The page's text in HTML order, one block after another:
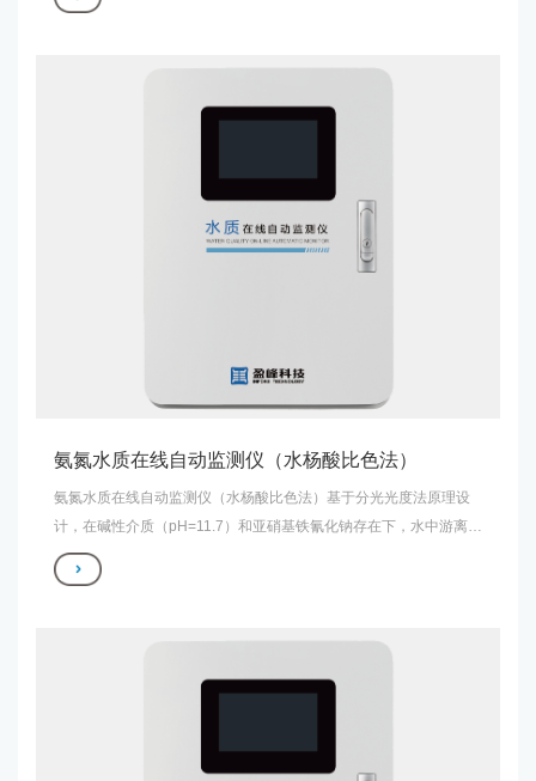
氧化，用一定体积的草酸钠溶液与高锰酸钾溶液进行滴定与反滴
计算得出样品中高锰酸盐指数。仪表符合中华人民共和国国家标准
氨氮水质在线自动监测仪（水杨酸比色法）
氨氮水质在线自动监测仪（水杨酸比色法）基于分光光度法原理设
计，在碱性介质（pH=11.7）和亚硝基铁氰化钠存在下，水中游离态
的氨或铵离子等形式存在的氨氮与水杨酸盐和次氯酸离子反应生成
蓝色化合物，在660nm处用分光光度计测量吸光度，通过朗伯 -比尔